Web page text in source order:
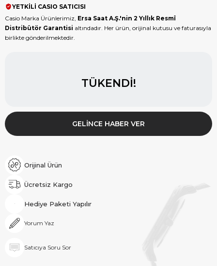
YETKİLİ CASIO SATICISI
Casio Marka Ürünlerimiz, Ersa Saat A.Ş.'nin 2 Yıllık Resmî
Distribütör Garantisi altındadır. Her ürün, orijinal kutusu ve faturasıyla
birlikte gönderilmektedir.
TÜKENDI!
GELINCE HABER VER
Orijinal Ürün
Ücretsiz Kargo
Hediye Paketi Yapılır
Yorum Yaz
Satıcıya Soru Sor